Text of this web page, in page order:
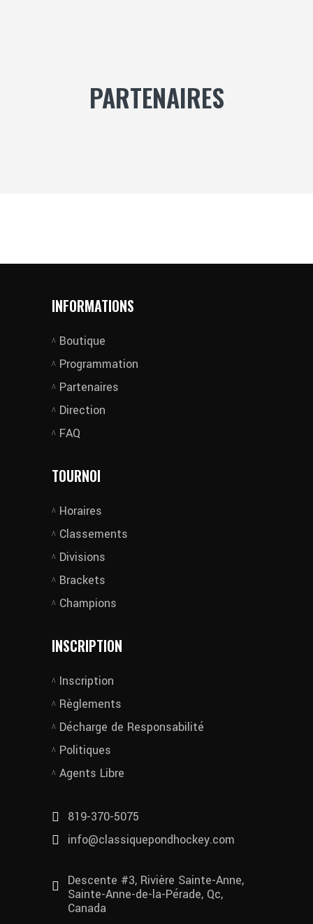
PARTENAIRES
INFORMATIONS
Boutique
Programmation
Partenaires
Direction
FAQ
TOURNOI
Horaires
Classements
Divisions
Brackets
Champions
INSCRIPTION
Inscription
Règlements
Décharge de Responsabilité
Politiques
Agents Libre
819-370-5075
info@classiquepondhockey.com
Descente #3, Rivière Sainte-Anne,
Sainte-Anne-de-la-Pérade, Qc,
Canada